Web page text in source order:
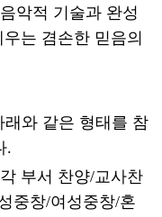
악적 기술과 완성
는 겸손한 믿음의
와 같은 형태를 참
.
부서 찬양/교사찬
중창/여성중창/혼